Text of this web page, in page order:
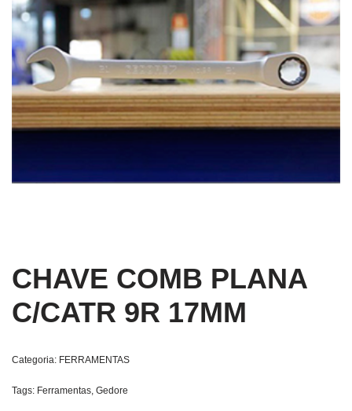
CHAVE COMB PLANA
C/CATR 9R 17MM
Categoria: FERRAMENTAS
Tags: Ferramentas, Gedore